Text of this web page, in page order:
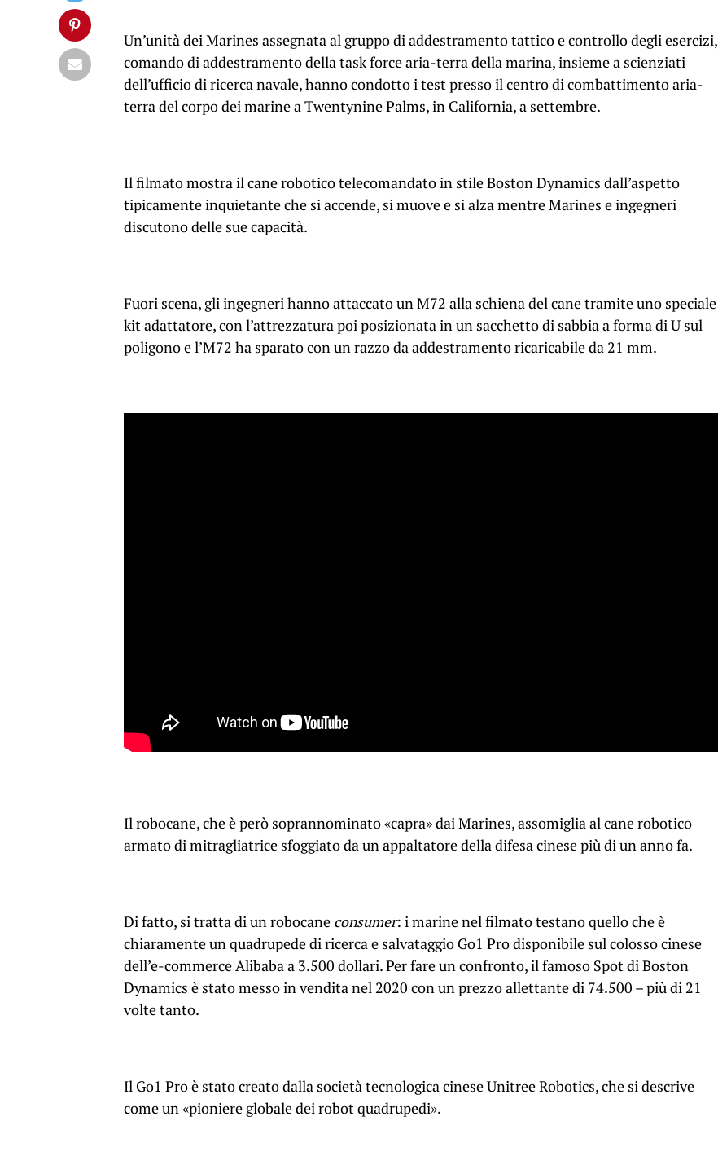
Un’unità dei Marines assegnata al gruppo di addestramento tattico e controllo degli esercizi,
comando di addestramento della task force aria-terra della marina, insieme a scienziati
dell’ufficio di ricerca navale, hanno condotto i test presso il centro di combattimento aria-
terra del corpo dei marine a Twentynine Palms, in California, a settembre.
Il filmato mostra il cane robotico telecomandato in stile Boston Dynamics dall’aspetto
tipicamente inquietante che si accende, si muove e si alza mentre Marines e ingegneri
discutono delle sue capacità.
Fuori scena, gli ingegneri hanno attaccato un M72 alla schiena del cane tramite uno speciale
kit adattatore, con l’attrezzatura poi posizionata in un sacchetto di sabbia a forma di U sul
poligono e l’M72 ha sparato con un razzo da addestramento ricaricabile da 21 mm.
Il robocane, che è però soprannominato «capra» dai Marines, assomiglia al cane robotico
armato di mitragliatrice sfoggiato da un appaltatore della difesa cinese più di un anno fa.
Di fatto, si tratta di un robocane consumer: i marine nel filmato testano quello che è
chiaramente un quadrupede di ricerca e salvataggio Go1 Pro disponibile sul colosso cinese
dell’e-commerce Alibaba a 3.500 dollari. Per fare un confronto, il famoso Spot di Boston
Dynamics è stato messo in vendita nel 2020 con un prezzo allettante di 74.500 – più di 21
volte tanto.
Il Go1 Pro è stato creato dalla società tecnologica cinese Unitree Robotics, che si descrive
come un «pioniere globale dei robot quadrupedi».